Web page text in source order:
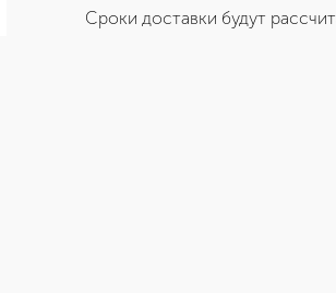
Сроки доставки будут